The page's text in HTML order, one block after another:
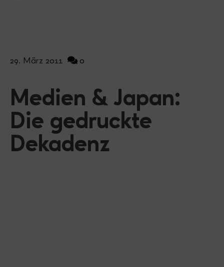
29. März 2011 0
Medien & Japan:
Die gedruckte
Dekadenz